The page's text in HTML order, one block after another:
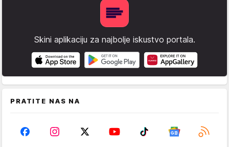
Skini aplikaciju za najbolje iskustvo portala.
PRATITE NAS NA